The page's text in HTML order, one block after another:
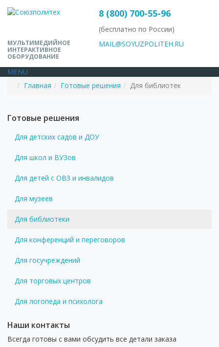
8 (800) 700-55-96
(бесплатно по России)
МУЛЬТИМЕДИЙНОЕ
ИНТЕРАКТИВНОЕ
ОБОРУДОВАНИЕ
MAIL@SOYUZPOLITEH.RU
MENU
Главная
Готовые решения Для библиотек
Готовые решения
Для детских садов и ДОУ
Для школ и ВУЗов
Для детей с ОВЗ и инвалидов
Для музеев
Для библиотеки
Для конференций и переговоров
Для госучреждений
Для торговых центров
Для логопеда и психолога
Наши контакты
Всегда готовы с вами обсудить все детали заказа